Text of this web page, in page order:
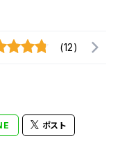
(12)
ポスト